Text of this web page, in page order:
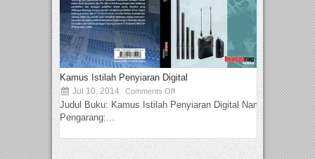
Kamus Istilah Penyiaran Digital
Jul 10, 2014 Comments Off
Judul Buku: Kamus Istilah Penyiaran Digital Nama
Pengarang:...